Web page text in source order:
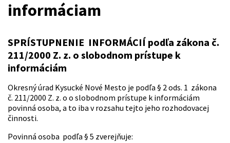
informáciam
SPRÍSTUPNENIE INFORMÁCIÍ podľa zákona č.
211/2000 Z. z. o slobodnom prístupe k
informáciám
Okresný úrad Kysucké Nové Mesto je podľa § 2 ods. 1 zákona
č. 211/2000 Z. z. o o slobodnom prístupe k informáciám
povinná osoba, a to iba v rozsahu tejto jeho rozhodovacej
činnosti.
Povinná osoba podľa § 5 zverejňuje: